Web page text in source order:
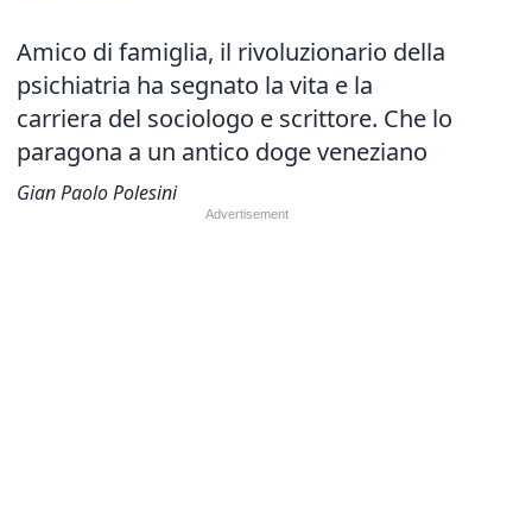
Amico di famiglia, il rivoluzionario della
psichiatria ha segnato la vita e la
carriera del sociologo e scrittore. Che lo
paragona a un antico doge veneziano
Gian Paolo Polesini